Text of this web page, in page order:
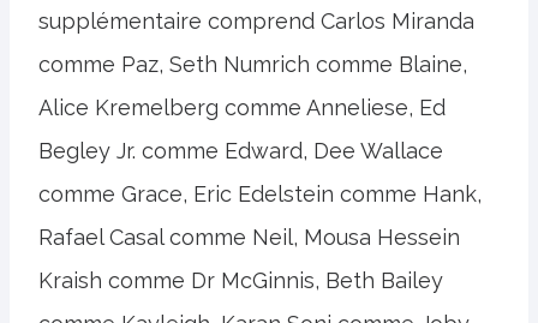
supplémentaire comprend Carlos Miranda
comme Paz, Seth Numrich comme Blaine,
Alice Kremelberg comme Anneliese, Ed
Begley Jr. comme Edward, Dee Wallace
comme Grace, Eric Edelstein comme Hank,
Rafael Casal comme Neil, Mousa Hessein
Kraish comme Dr McGinnis, Beth Bailey